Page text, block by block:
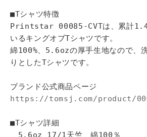
■Tシャツ特徴
Printstar 00085-CVTは、累計1.4
いるキングオブTシャツです。
綿100%、5.6ozの厚手生地なので、
りとしたTシャツです。
ブランド公式商品ページ
https://tomsj.com/product/
■Tシャツ詳細
5.6oz 17/1天竺 綿100％